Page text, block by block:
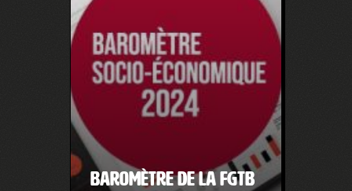
Baromètre de la FGTB